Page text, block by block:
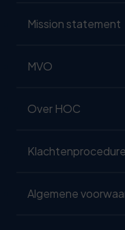
Mission statement
MVO
Over HOC
Klachtenprocedure
Algemene